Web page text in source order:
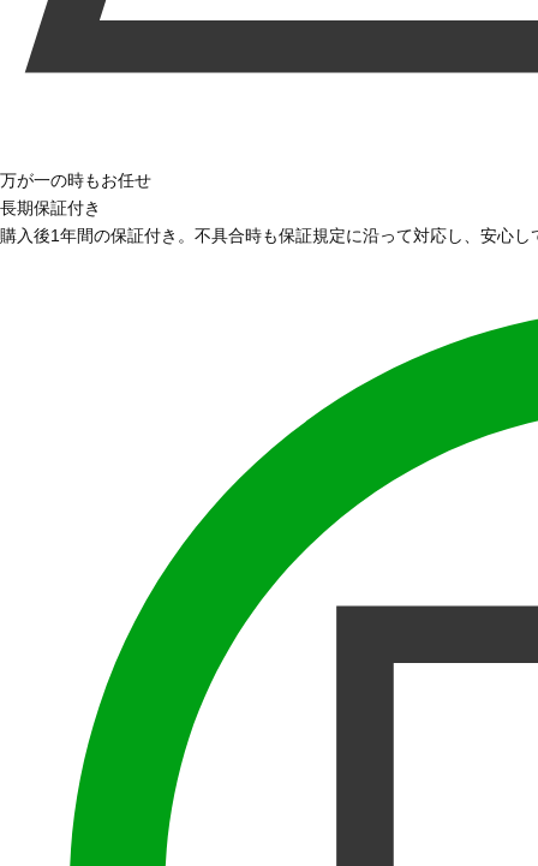
万が一の時もお任せ
長期保証付き
購入後1年間の保証付き。不具合時も保証規定に沿って対応し、安心